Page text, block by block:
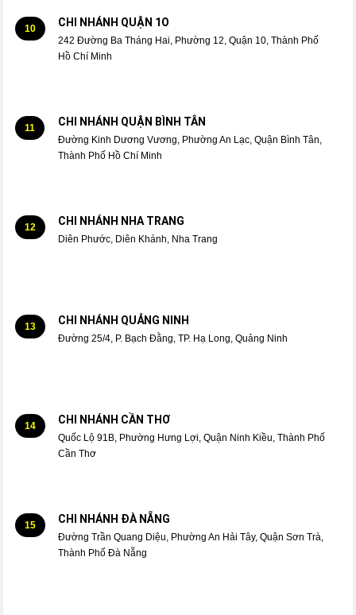
10 CHI NHÁNH QUẬN 1O
242 Đường Ba Tháng Hai, Phường 12, Quận 10, Thành Phố
Hồ Chí Minh
11 CHI NHÁNH QUẬN BÌNH TÂN
Đường Kinh Dương Vương, Phường An Lạc, Quận Bình Tân,
Thành Phố Hồ Chí Minh
12 CHI NHÁNH NHA TRANG
Diên Phước, Diên Khánh, Nha Trang
13 CHI NHÁNH QUẢNG NINH
Đường 25/4, P. Bạch Đằng, TP. Hạ Long, Quảng Ninh
14 CHI NHÁNH CẦN THƠ
Quốc Lộ 91B, Phường Hưng Lợi, Quận Ninh Kiều, Thành Phố
Cần Thơ
15 CHI NHÁNH ĐÀ NẴNG
Đường Trần Quang Diệu, Phường An Hải Tây, Quận Sơn Trà,
Thành Phố Đà Nẵng